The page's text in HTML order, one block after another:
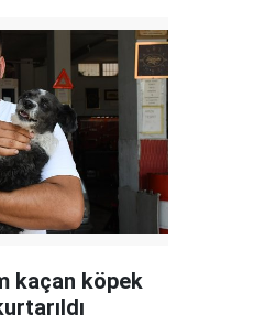
kaçan köpek